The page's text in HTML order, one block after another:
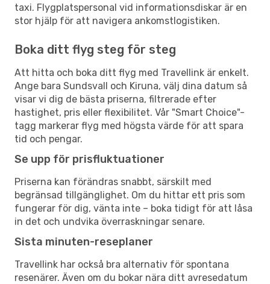
taxi. Flygplatspersonal vid informationsdiskar är en
stor hjälp för att navigera ankomstlogistiken.
Boka ditt flyg steg för steg
Att hitta och boka ditt flyg med Travellink är enkelt.
Ange bara Sundsvall och Kiruna, välj dina datum så
visar vi dig de bästa priserna, filtrerade efter
hastighet, pris eller flexibilitet. Vår "Smart Choice"-
tagg markerar flyg med högsta värde för att spara
tid och pengar.
Se upp för prisfluktuationer
Priserna kan förändras snabbt, särskilt med
begränsad tillgänglighet. Om du hittar ett pris som
fungerar för dig, vänta inte – boka tidigt för att låsa
in det och undvika överraskningar senare.
Sista minuten-reseplaner
Travellink har också bra alternativ för spontana
resenärer. Även om du bokar nära ditt avresedatum